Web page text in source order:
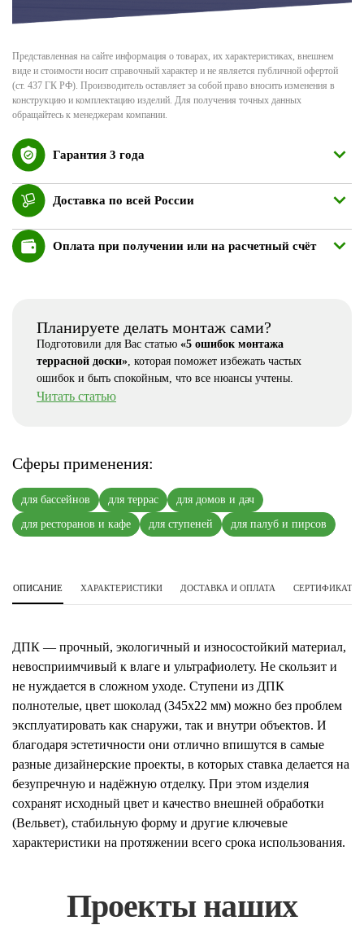
Представленная на сайте информация о товарах, их характеристиках, внешнем
виде и стоимости носит справочный характер и не является публичной офертой
(ст. 437 ГК РФ). Производитель оставляет за собой право вносить изменения в
конструкцию и комплектацию изделий. Для получения точных данных
обращайтесь к менеджерам компании.
Гарантия 3 года
Доставка по всей России
Оплата при получении или на расчетный счёт
Планируете делать монтаж сами?
Подготовили для Вас статью «5 ошибок монтажа
террасной доски», которая поможет избежать частых
ошибок и быть спокойным, что все нюансы учтены.
Читать статью
Сферы применения:
для бассейнов для террас
для домов и дач
для ресторанов и кафе
для ступеней для палуб и пирсов
ОПИСАНИЕ ХАРАКТЕРИСТИКИ ДОСТАВКА И ОПЛАТА СЕРТИФИКАТЫ
ДПК — прочный, экологичный и износостойкий материал,
невосприимчивый к влаге и ультрафиолету. Не скользит и
не нуждается в сложном уходе. Ступени из ДПК
полнотелые, цвет шоколад (345х22 мм) можно без проблем
эксплуатировать как снаружи, так и внутри объектов. И
благодаря эстетичности они отлично впишутся в самые
разные дизайнерские проекты, в которых ставка делается на
безупречную и надёжную отделку. При этом изделия
сохранят исходный цвет и качество внешней обработки
(Вельвет), стабильную форму и другие ключевые
характеристики на протяжении всего срока использования.
Проекты наших